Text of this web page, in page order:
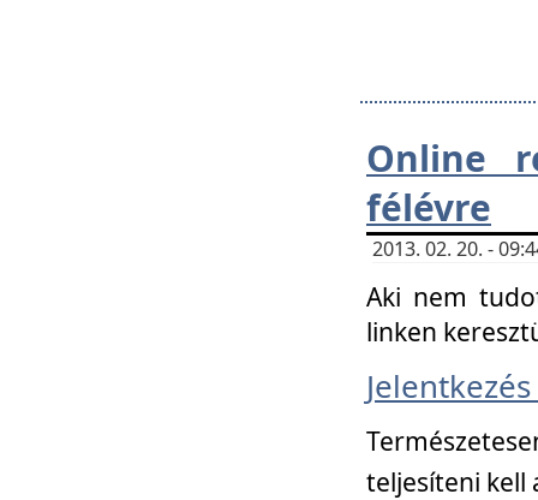
Online
félévre
2013. 02. 20. -
Aki nem
linken
Jelentkezés
teljesíteni kell